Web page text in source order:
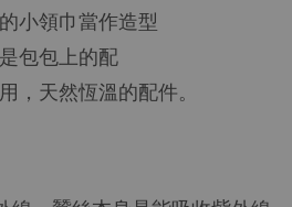
小領巾當作造型
包包上的配
，天然恆溫的配件。